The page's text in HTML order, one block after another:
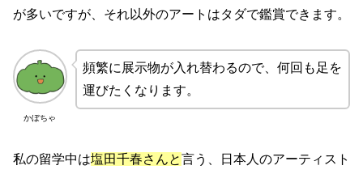
が多いですが、それ以外のアートはタダで鑑賞できます。
かぼちゃ
頻繁に展示物が入れ替わるので、何回も足を
運びたくなります。
私の留学中は塩田千春さんと言う、日本人のアーティスト